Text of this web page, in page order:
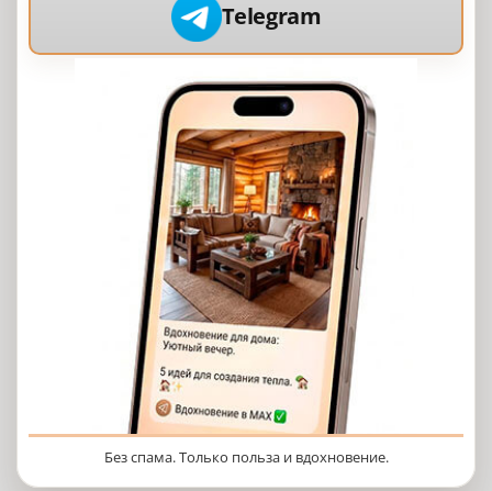
Telegram
Без спама. Только польза и вдохновение.